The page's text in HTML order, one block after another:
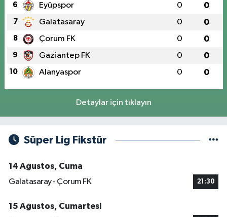
6 Eyüpspor 0 0
7 Galatasaray 0 0
8 Çorum FK 0 0
9 Gaziantep FK 0 0
10 Alanyaspor 0 0
Detaylar için tıklayın
Süper Lig Fikstür
14 Ağustos, Cuma
Galatasaray - Çorum FK
21:30
15 Ağustos, Cumartesi